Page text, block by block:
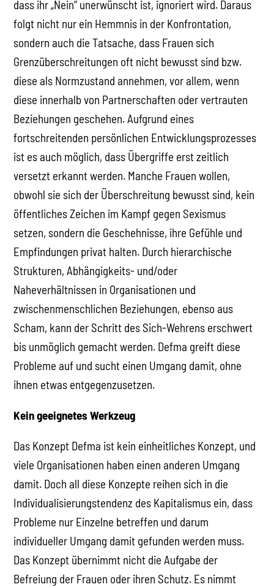
dass ihr „Nein“ unerwünscht ist, ignoriert wird. Daraus
folgt nicht nur ein Hemmnis in der Konfrontation,
sondern auch die Tatsache, dass Frauen sich
Grenzüberschreitungen oft nicht bewusst sind bzw.
diese als Normzustand annehmen, vor allem, wenn
diese innerhalb von Partnerschaften oder vertrauten
Beziehungen geschehen. Aufgrund eines
fortschreitenden persönlichen Entwicklungsprozesses
ist es auch möglich, dass Übergriffe erst zeitlich
versetzt erkannt werden. Manche Frauen wollen,
obwohl sie sich der Überschreitung bewusst sind, kein
öffentliches Zeichen im Kampf gegen Sexismus
setzen, sondern die Geschehnisse, ihre Gefühle und
Empfindungen privat halten. Durch hierarchische
Strukturen, Abhängigkeits- und/oder
Naheverhältnissen in Organisationen und
zwischenmenschlichen Beziehungen, ebenso aus
Scham, kann der Schritt des Sich-Wehrens erschwert
bis unmöglich gemacht werden. Defma greift diese
Probleme auf und sucht einen Umgang damit, ohne
ihnen etwas entgegenzusetzen.
Kein geeignetes Werkzeug
Das Konzept Defma ist kein einheitliches Konzept, und
viele Organisationen haben einen anderen Umgang
damit. Doch all diese Konzepte reihen sich in die
Individualisierungstendenz des Kapitalismus ein, dass
Probleme nur Einzelne betreffen und darum
individueller Umgang damit gefunden werden muss.
Das Konzept übernimmt nicht die Aufgabe der
Befreiung der Frauen oder ihren Schutz. Es nimmt